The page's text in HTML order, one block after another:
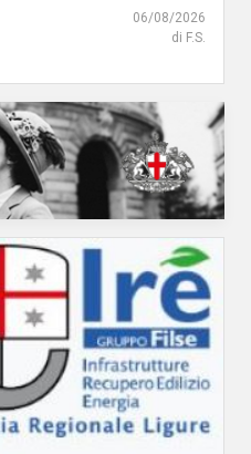
06/08/2026
di F.S.